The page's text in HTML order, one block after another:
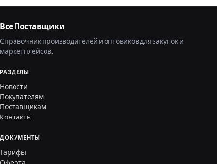
Все Поставщики
Справочник производителей и оптовиков для закупок и
маркетплейсов.
РАЗДЕЛЫ
Новости
Покупателям
Поставщикам
Контакты
ДОКУМЕНТЫ
Тарифы